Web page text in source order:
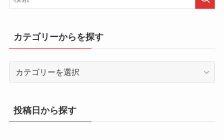
カテゴリーからを探す
リ
ー
投稿日から探す